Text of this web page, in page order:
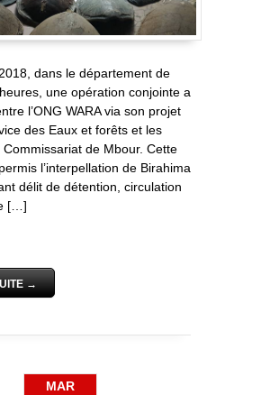
dans le département de
une opération conjointe a
l’ONG WARA via son projet
des Eaux et forêts et les
de Mbour. Cette
l’interpellation de Birahima
délit de détention, circulation
[…]
→
MAR